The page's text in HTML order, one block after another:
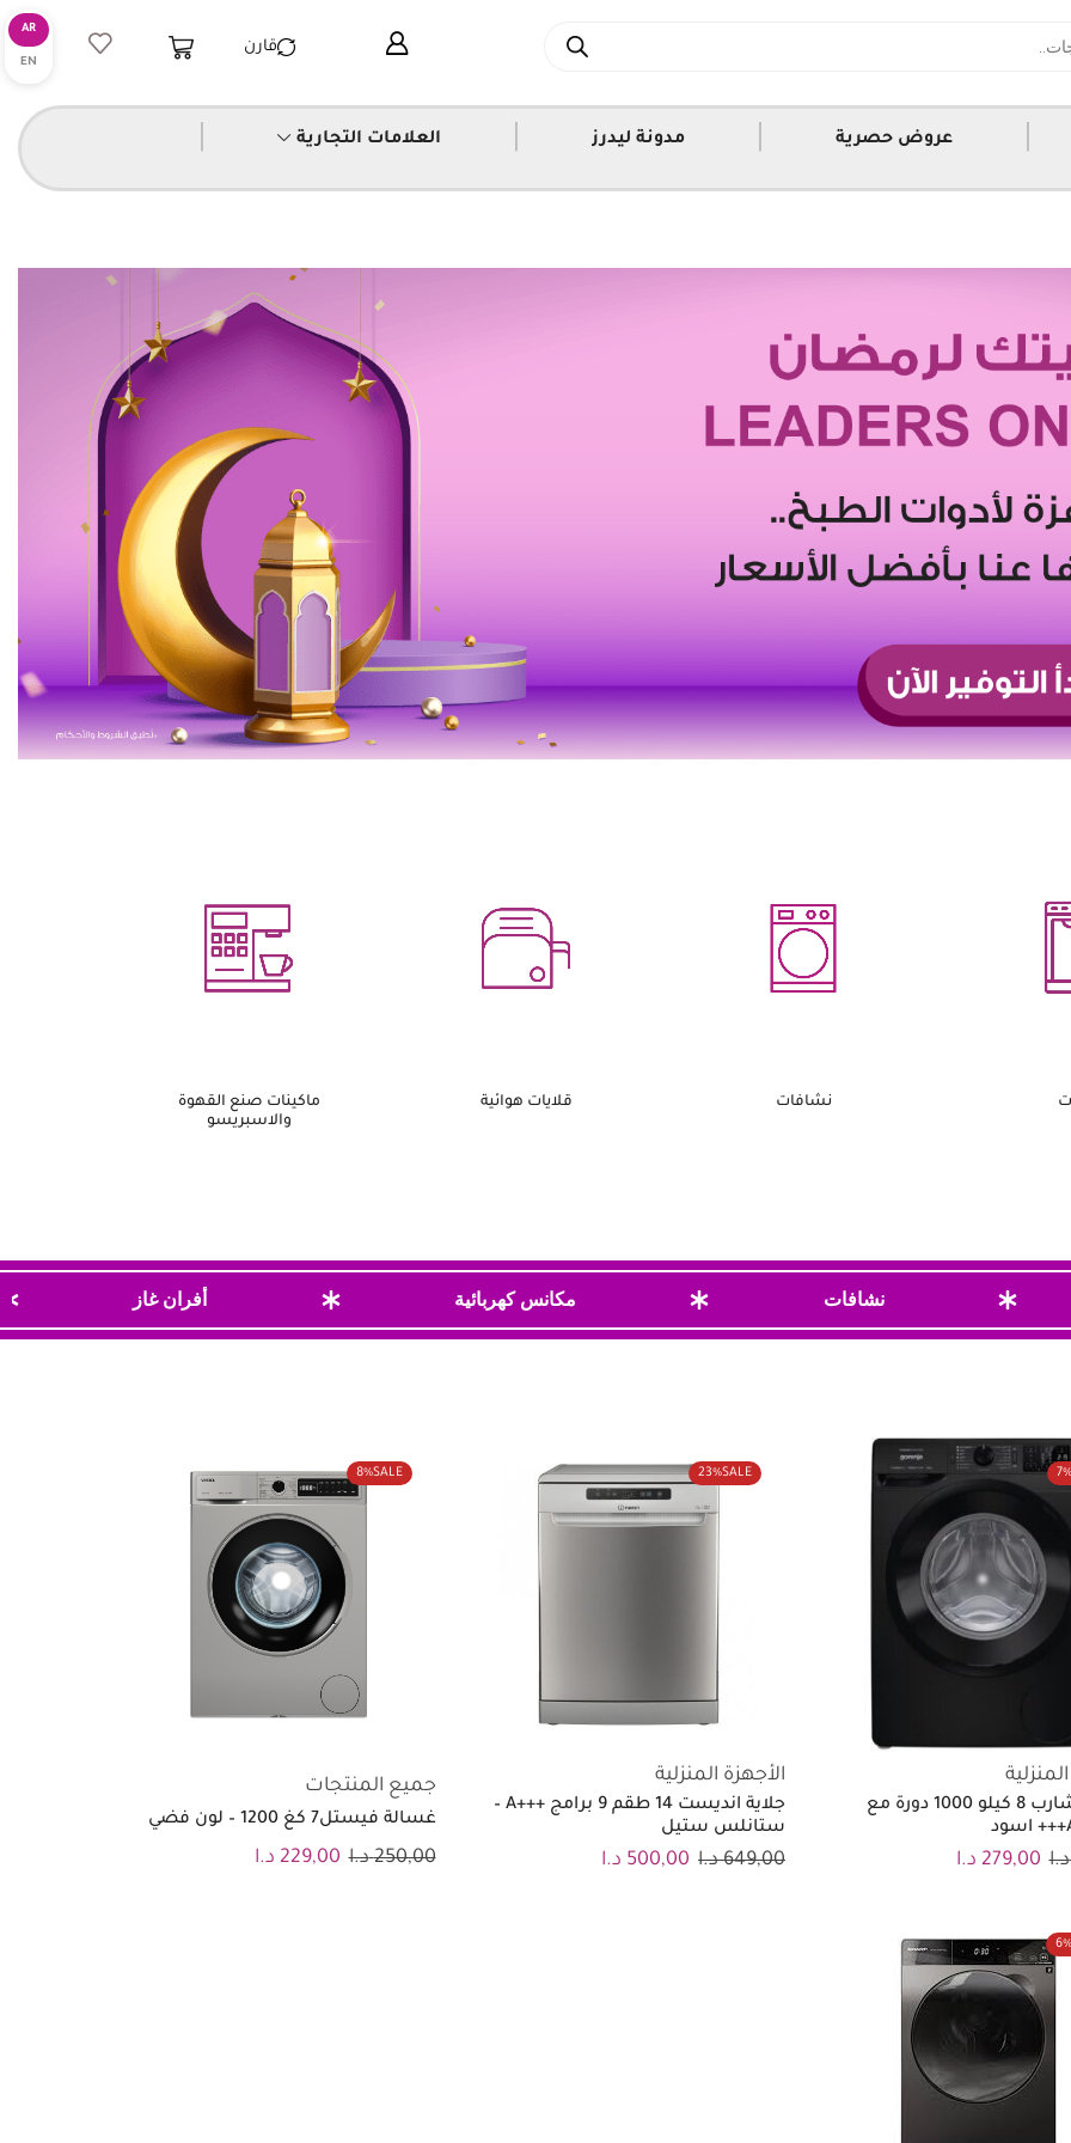
قارن
عروض حصرية مدونة ليدرز العلامات التجارية
نشافات قلايات هوائية
ماكينات صنع القهوة
والاسبريسو
نشافات مكانس كهربائية أفران غاز ثلاجات بلت إن شاشات تلفزيون
7%
غسالة شارب 8 كيلو 1000 دورة مع
د.ا 279,00 د.ا
SALE
23%
الأجهزة المنزلية
جلاية انديست 14 طقم 9 برامج +++A –
ستانلس ستيل
649,00 د.ا 500,00 د.ا
SALE
8%
جميع المنتجات
غسالة فيستل7 كغ 1200 – لون فضي
250,00 د.ا 229,00 د.ا
6%